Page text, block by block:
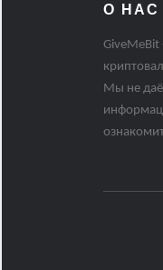
О НАС
Мы не